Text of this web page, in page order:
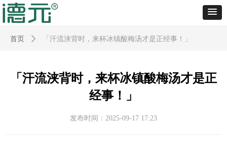
首页 ꄲ 「汗流浃背时，来杯冰镇酸梅汤才是正经事！」
「汗流浃背时，来杯冰镇酸梅汤才是正
经事！」
发布时间： 2025-09-17 17:23